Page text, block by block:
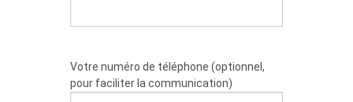
Votre numéro de téléphone (optionnel,
pour faciliter la communication)